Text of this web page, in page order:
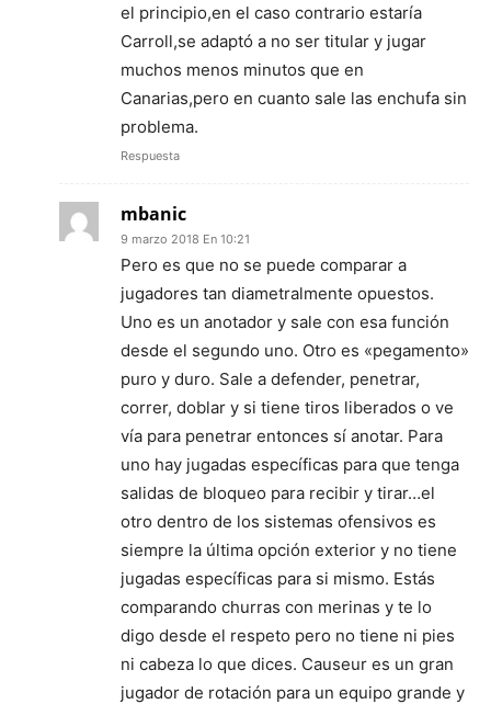
el principio,en el caso contrario estaría
Carroll,se adaptó a no ser titular y jugar
muchos menos minutos que en
Canarias,pero en cuanto sale las enchufa sin
problema.
Respuesta
mbanic
9 marzo 2018 En 10:21
Pero es que no se puede comparar a
jugadores tan diametralmente opuestos.
Uno es un anotador y sale con esa función
desde el segundo uno. Otro es «pegamento»
puro y duro. Sale a defender, penetrar,
correr, doblar y si tiene tiros liberados o ve
vía para penetrar entonces sí anotar. Para
uno hay jugadas específicas para que tenga
salidas de bloqueo para recibir y tirar…el
otro dentro de los sistemas ofensivos es
siempre la última opción exterior y no tiene
jugadas específicas para si mismo. Estás
comparando churras con merinas y te lo
digo desde el respeto pero no tiene ni pies
ni cabeza lo que dices. Causeur es un gran
jugador de rotación para un equipo grande y